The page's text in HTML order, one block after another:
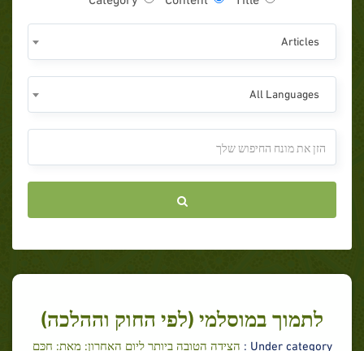
Articles
All Languages
לתמוך במוסלמי (לפי החוק וההלכה)
Under category :
הצֵידה הטובה ביותר ליום האחרון: מאת: חכּם